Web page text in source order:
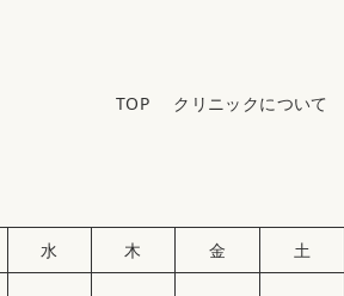
TOP クリニックについて
水 木 金 土